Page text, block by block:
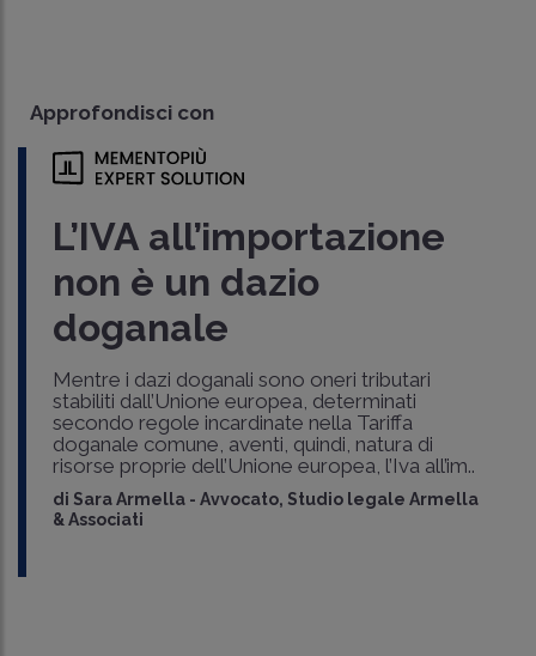
Approfondisci con
L’IVA all’importazione
non è un dazio
doganale
Mentre i dazi doganali sono oneri tributari
stabiliti dall’Unione europea, determinati
secondo regole incardinate nella Tariffa
doganale comune, aventi, quindi, natura di
risorse proprie dell’Unione europea, l’Iva all’im..
di Sara Armella - Avvocato, Studio legale Armella
& Associati